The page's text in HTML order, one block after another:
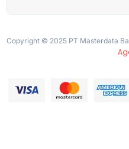
Copyright © 2025 PT Masterdata